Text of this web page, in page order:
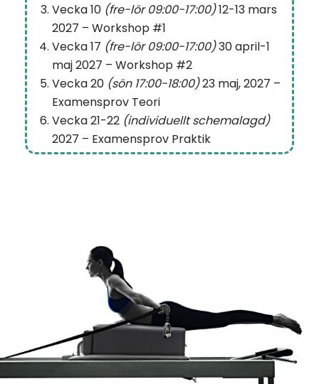
Vecka 10 (fre-lör 09:00-17:00)12-13 mars
2027 – Workshop #1
Vecka 17 (fre-lör 09:00-17:00)30 april-1
maj 2027 – Workshop #2
Vecka 20 (sön 17:00-18:00)23 maj, 2027 –
Examensprov Teori
Vecka 21-22 (individuellt schemalagd)
2027 – Examensprov Praktik